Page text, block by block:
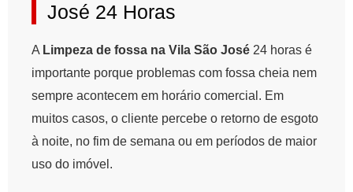
José 24 Horas
A Limpeza de fossa na Vila São José 24 horas é
importante porque problemas com fossa cheia nem
sempre acontecem em horário comercial. Em
muitos casos, o cliente percebe o retorno de esgoto
à noite, no fim de semana ou em períodos de maior
uso do imóvel.